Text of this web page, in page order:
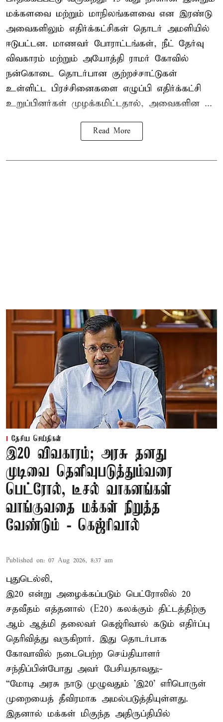
மக்களவை மற்றும் மாநிலங்களவை என இரண்டு
அவைகளிலும் எதிர்க்கட்சிகள் தொடர் அமளியில்
ஈடுபட்டன. மாணவர் போராட்டங்கள், நீட் தேர்வு
விவகாரம் மற்றும் அயோத்தி ராமர் கோவில்
நன்கொடை தொடர்பான குற்றச்சாட்டுகள்
உள்ளிட்ட பிரச்சினைகளை எழுப்பி எதிர்க்கட்சி
உறுப்பினர்கள் முழக்கமிட்டதால், அவைகளின ...
Read More
தேசிய செய்திகள்
இ20 விவகாரம்; அரசு தனது
முடிவை தெளிவுபடுத்தும்வரை
பெட்ரோல், டீசல் வாகனங்கள்
வாங்குவதை மக்கள் நிறுத்த
வேண்டும் - கெஜ்ரிவால்
Published on: 07 Aug 2026, 8:37 am
புதுடெல்லி,
இ20 என்று அழைக்கப்படும் பெட்ரோலில் 20
சதவீதம் எத்தனால் (E20) கலக்கும் திட்டத்திற்கு
ஆம் ஆத்மி தலைவர் கெஜ்ரிவால் கடும் எதிர்ப்பு
தெரிவித்து வருகிறார். இது தொடர்பாக
கோவாவில் நடைபெற்ற செய்தியாளர்
சந்திப்பின்போது அவர் பேசியதாவது;-
“மோடி அரசு நாடு முழுவதும் 'இ20’ எரிபொருள்
முறையைத் தீவிரமாக அமல்படுத்தியுள்ளது.
இதனால் மக்கள் மிகுந்த அதிருப்தியில்